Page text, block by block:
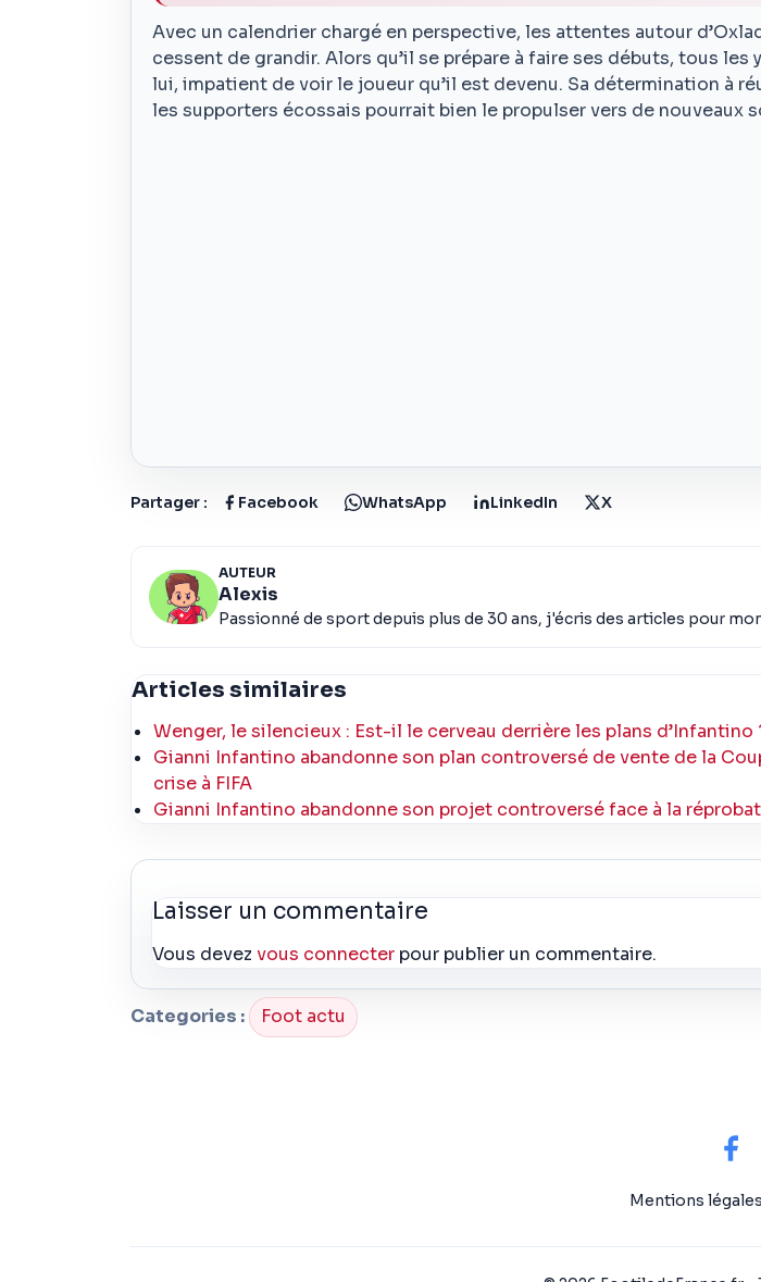
Avec un calendrier chargé en perspective, les attentes autour
cessent de grandir. Alors qu’il se prépare à faire ses débuts, tous les
lui, impatient de voir le joueur qu’il est devenu. Sa détermination à
les supporters écossais pourrait bien le propulser vers de nouveaux
Partager : Facebook WhatsApp LinkedIn X
AUTEUR
Alexis
Passionné de sport depuis plus de 30 ans, j'écris des articles pour
Articles similaires
Wenger, le silencieux : Est-il le cerveau derrière les plans d’Infantino
Gianni Infantino abandonne son plan controversé de vente de la
crise à FIFA
Gianni Infantino abandonne son projet controversé face à la
Laisser un commentaire
Vous devezvous connecter pour publier un commentaire.
Categories : Foot actu
Mentions légales